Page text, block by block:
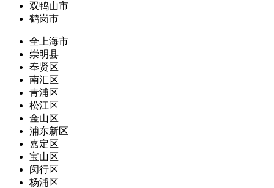
双鸭山市
鹤岗市
全上海市
崇明县
奉贤区
南汇区
青浦区
松江区
金山区
浦东新区
嘉定区
宝山区
闵行区
杨浦区